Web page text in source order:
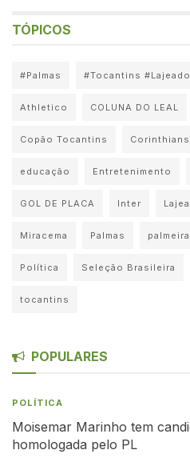
TÓPICOS
#Palmas #Tocantins #Lajeado
Athletico COLUNA DO LEAL
Copão Tocantins Corinthians
educação Entretenimento
GOL DE PLACA Inter
Miracema Palmas
Política Seleção Brasileira
tocantins
POPULARES
POLÍTICA
Moisemar Marinho tem
homologada pelo PL